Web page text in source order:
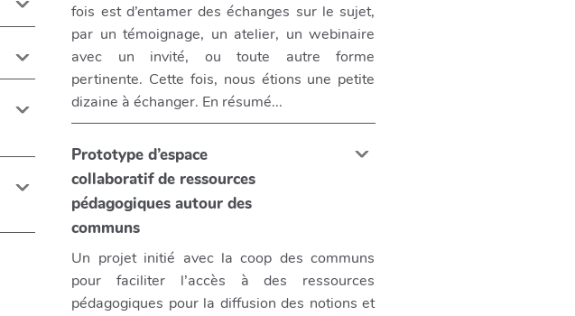
fois est d’entamer des échanges sur le sujet,
par un témoignage, un atelier, un webinaire
avec un invité, ou toute autre forme
pertinente. Cette fois, nous étions une petite
dizaine à échanger. En résumé...
Prototype d’espace
collaboratif de ressources
pédagogiques autour des
communs
Un projet initié avec la coop des communs
pour faciliter l’accès à des ressources
pédagogiques pour la diffusion des notions et